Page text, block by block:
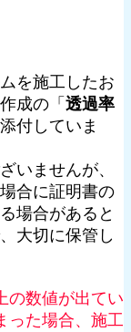
を施工したお
成の「 透過率
付していま
いませんが、
合に証明書の
場合があると
大切に保管し
の数値が出てい
った場合、施工